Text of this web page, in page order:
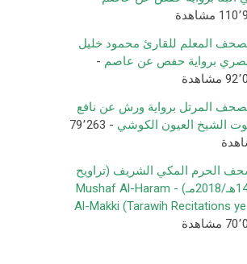
مشاهدة
المعلم للقارئ محمود خليل
برواية حفص عن عاصم -
مشاهدة
المرتل برواية ورش عن نافع
الشيخ العيون الكوشي
- 79٬263
الحرم المكي الشريف (تراويح
1439هـ/2018مـ) - Mushaf Al-Haram
Al-Makki (Tarawih Recitations ye...
مشاهدة